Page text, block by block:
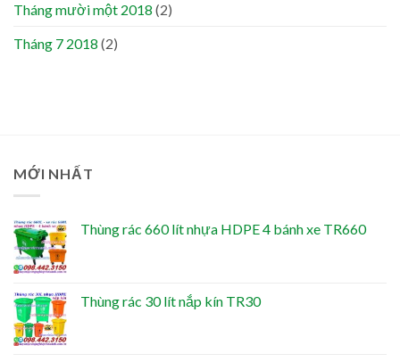
Tháng mười một 2018 (2)
Tháng 7 2018 (2)
MỚI NHẤT
Thùng rác 660 lít nhựa HDPE 4 bánh xe TR660
Thùng rác 30 lít nắp kín TR30